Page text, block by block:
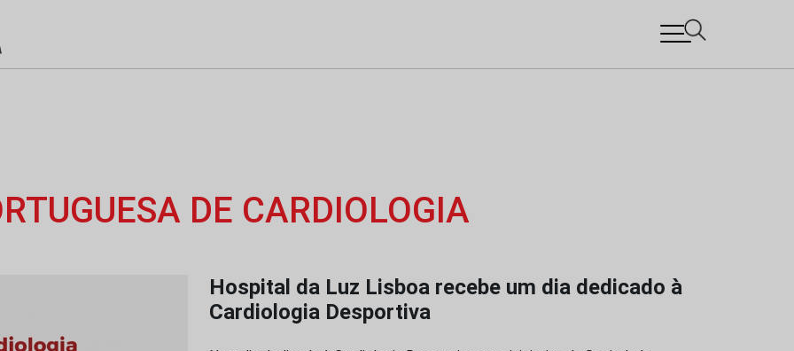
DE CARDIOLOGIA
Hospital da Luz Lisboa recebe um dia dedicado à
Cardiologia Desportiva